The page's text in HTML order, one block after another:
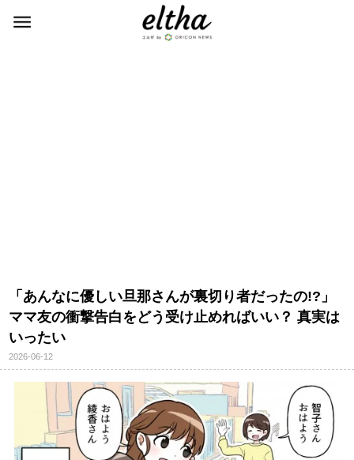
「あんなに優しい旦那さんが裏切り者だったの!?」
ママ友の衝撃告白をどう受け止めればいい？ 真実は
いったい
2026-06-12